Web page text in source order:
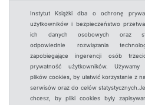
Instytut Książki dba o ochronę
użytkowników i bezpieczeństwo
ich danych osobowych oraz
odpowiednie rozwiązania
zapobiegające ingerencji osób
prywatność użytkowników. Używamy
plików cookies, by ułatwić korzystanie z
serwisów oraz do celów
chcesz, by pliki cookies były